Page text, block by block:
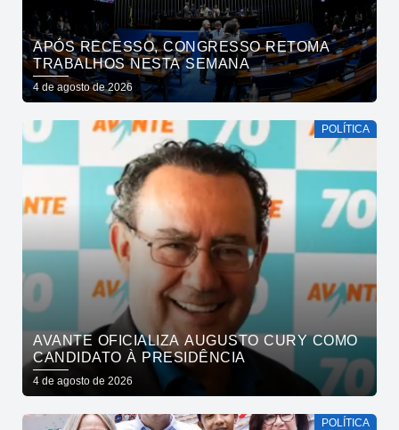
APÓS RECESSO, CONGRESSO RETOMA
TRABALHOS NESTA SEMANA
4 de agosto de 2026
POLÍTICA
AVANTE OFICIALIZA AUGUSTO CURY COMO
CANDIDATO À PRESIDÊNCIA
4 de agosto de 2026
POLÍTICA